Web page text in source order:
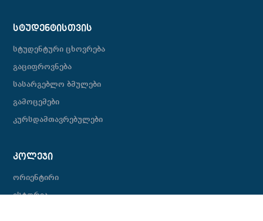
ᲡᲢᲣᲓᲔᲜᲢᲘᲡᲗᲕᲘᲡ
სტუდენტური ცხოვრება
გაციფროვნება
სასარგებლო ბმულები
გამოცემები
კურსდამთავრებულები
ᲙᲝᲚᲔᲯᲘ
ორიენტირი
ისტორია